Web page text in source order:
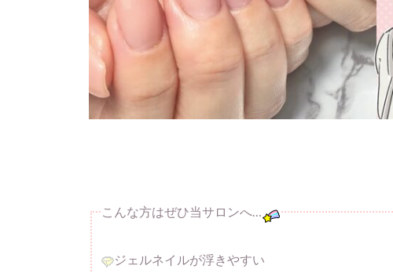
こんな方はぜひ当サロンへ…
ジェルネイルが浮きやすい